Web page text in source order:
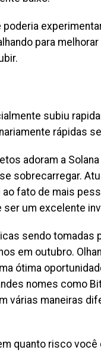
para
subiu
rápidas
adoram a
sobrecarregar.
ao fato de mais
ser um excelente
sendo tomadas
em outubro.
ótima
nomes como
várias maneiras
quanto risco